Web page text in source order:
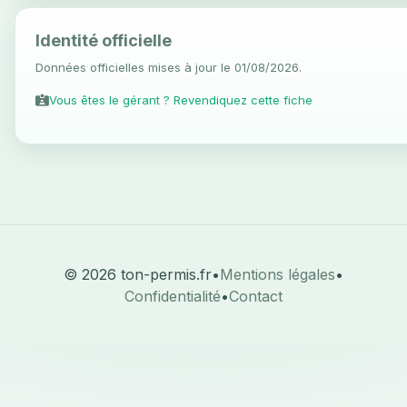
Identité officielle
Données officielles mises à jour le 01/08/2026.
Vous êtes le gérant ? Revendiquez cette fiche
© 2026 ton-permis.fr•Mentions légales•
Confidentialité•Contact